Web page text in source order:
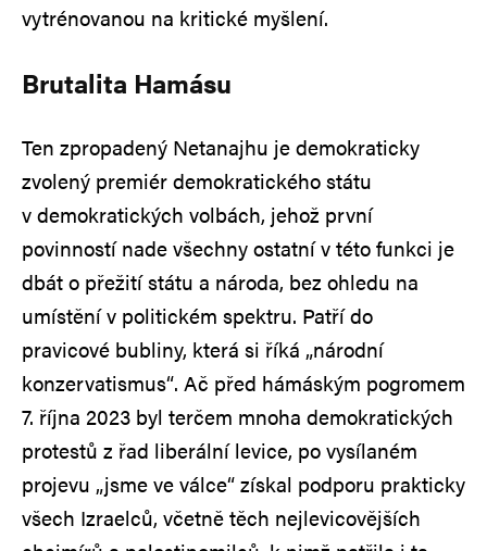
vytrénovanou na kritické myšlení.
Brutalita Hamásu
Ten zpropadený Netanajhu je demokraticky
zvolený premiér demokratického státu
v demokratických volbách, jehož první
povinností nade všechny ostatní v této funkci je
dbát o přežití státu a národa, bez ohledu na
umístění v politickém spektru. Patří do
pravicové bubliny, která si říká „národní
konzervatismus“. Ač před hámáským pogromem
7. října 2023 byl terčem mnoha demokratických
protestů z řad liberální levice, po vysílaném
projevu „jsme ve válce“ získal podporu prakticky
všech Izraelců, včetně těch nejlevicovějších